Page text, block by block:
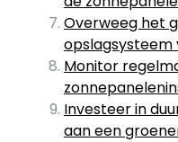
Overweeg het
opslagsysteem
Monitor
Investeer in
aan een